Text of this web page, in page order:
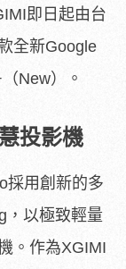
即日起由台
全新Google
New）。
投影機
採用創新的多
，以極致輕量
。作為XGIMI